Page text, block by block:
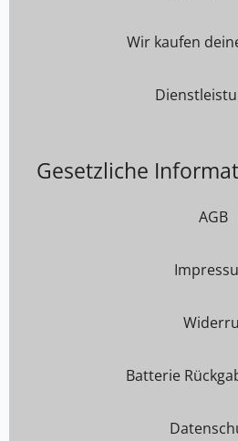
Wir kaufen
Gesetzliche
AGB
Batterie